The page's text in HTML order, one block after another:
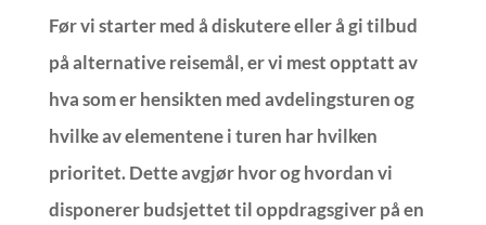
Før vi starter med å diskutere eller å gi tilbud
på alternative reisemål, er vi mest opptatt av
hva som er hensikten med avdelingsturen og
hvilke av elementene i turen har hvilken
prioritet. Dette avgjør hvor og hvordan vi
disponerer budsjettet til oppdragsgiver på en